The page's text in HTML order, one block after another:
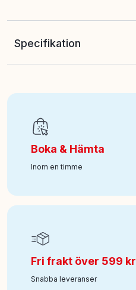
Specifikation
Art nr:100-56108417
Boka & Hämta
Inom en timme
Fri frakt över 599 kr
Snabba leveranser